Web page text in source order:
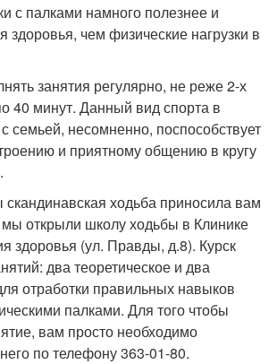
с палками намного полезнее и
здоровья, чем физические нагрузки в
занятия регулярно, не реже 2-х
40 минут. Данный вид спорта в
семьей, несомненно, поспособствует
и приятному общению в кругу
скандинавская ходьба приносила вам
мы открыли школу ходьбы в Клинике
здоровья (ул. Правды, д.8). Курск
два теоретическое и два
отработки правильных навыков
палками. Для того чтобы
вам просто необходимо
по телефону 363-01-80.